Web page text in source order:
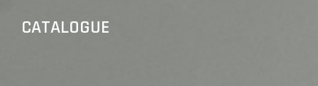
CATALOGUE